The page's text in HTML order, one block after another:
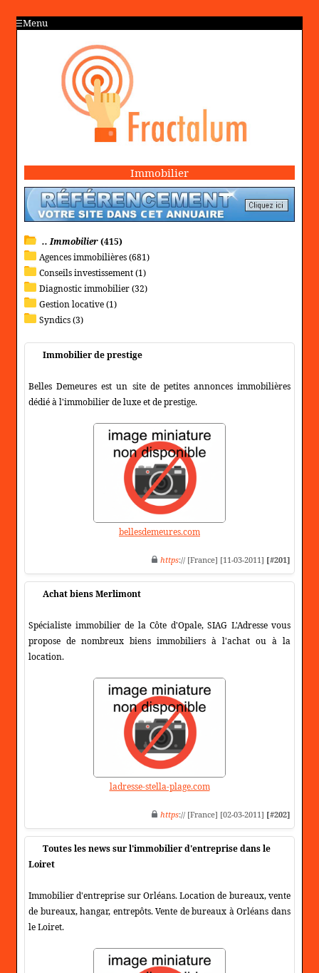
Menu
Immobilier
.. Immobilier(415)
Agences immobilières (681)
Conseils investissement (1)
Diagnostic immobilier (32)
Gestion locative (1)
Syndics (3)
Immobilier de prestige
Belles Demeures est un site de petites annonces immobilières
dédié à l'immobilier de luxe et de prestige.
bellesdemeures.com
https:// [France] [11-03-2011] [#201]
Achat biens Merlimont
Spécialiste immobilier de la Côte d'Opale, SIAG L'Adresse vous
propose de nombreux biens immobiliers à l'achat ou à la
location.
ladresse-stella-plage.com
https:// [France] [02-03-2011] [#202]
Toutes les news sur l'immobilier d'entreprise dans le
Loiret
Immobilier d'entreprise sur Orléans. Location de bureaux, vente
de bureaux, hangar, entrepôts. Vente de bureaux à Orléans dans
le Loiret.